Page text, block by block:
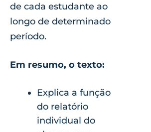
de cada estudante ao
longo de determinado
período.
Em resumo, o texto:
Explica a função
do relatório
individual do